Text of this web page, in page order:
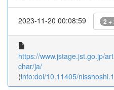
2023-11-20 00:08:59 2 +
https://www.jstage.jst.go.jp/
char/ja/
(info:doi/10.11405/